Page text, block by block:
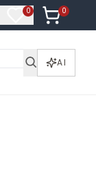
0
Produkty na
0
Produkty
AI